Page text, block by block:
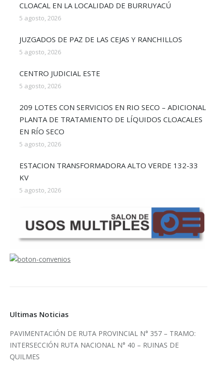
CLOACAL EN LA LOCALIDAD DE BURRUYACÚ
5 agosto, 2026
JUZGADOS DE PAZ DE LAS CEJAS Y RANCHILLOS
5 agosto, 2026
CENTRO JUDICIAL ESTE
5 agosto, 2026
209 LOTES CON SERVICIOS EN RIO SECO – ADICIONAL
PLANTA DE TRATAMIENTO DE LÍQUIDOS CLOACALES
EN RÍO SECO
5 agosto, 2026
ESTACION TRANSFORMADORA ALTO VERDE 132-33
KV
5 agosto, 2026
Ultimas Noticias
PAVIMENTACIÓN DE RUTA PROVINCIAL N° 357 – TRAMO:
INTERSECCIÓN RUTA NACIONAL N° 40 – RUINAS DE
QUILMES